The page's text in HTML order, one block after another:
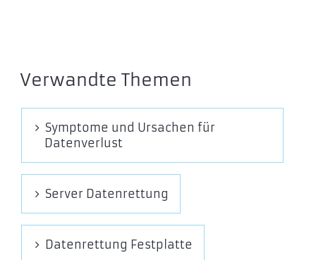
Verwandte Themen
Symptome und Ursachen für
Datenverlust
Server Datenrettung
Datenrettung Festplatte